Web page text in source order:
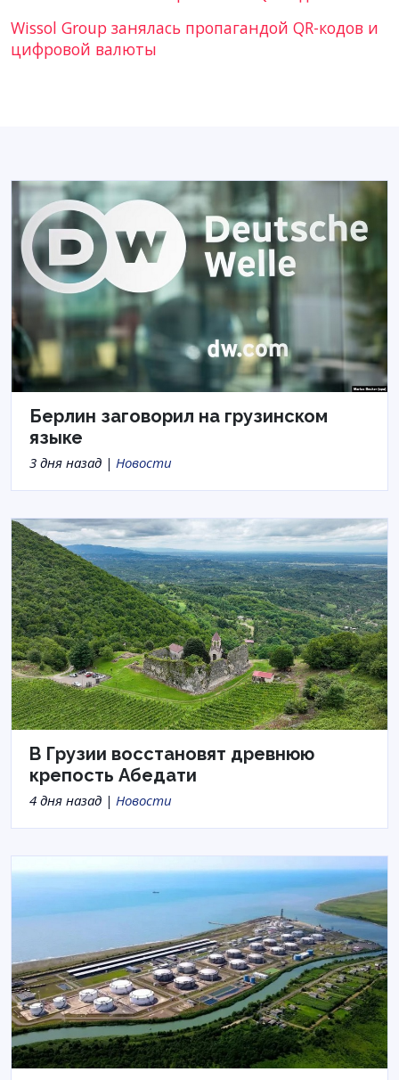
Wissol Group занялась пропагандой QR-кодов и
цифровой валюты
Берлин заговорил на грузинском
языке
3 дня назад | Новости
В Грузии восстановят древнюю
крепость Абедати
4 дня назад | Новости